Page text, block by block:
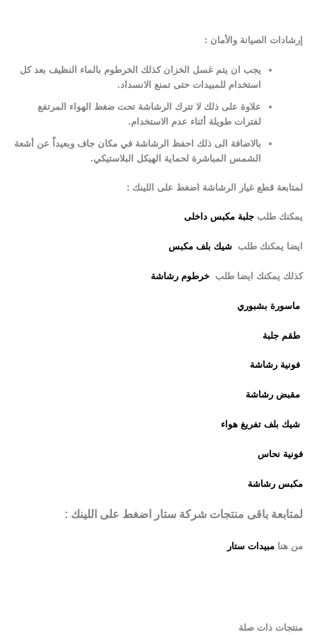
إرشادات الصيانة والأمان :
يجب ان يتم غسل الخزان كذلك الخرطوم بالماء النظيف بعد كل
استخدام للمبيدات حتى تمنع الانسداد.
علاوة على ذلك لا تترك الرشاشة تحت ضغط الهواء المرتفع
لفترات طويلة أثناء عدم الاستخدام.
بالاضافة الى ذلك احفظ الرشاشة في مكان جاف وبعيداً عن أشعة
الشمس المباشرة لحماية الهيكل البلاستيكي.
لمتابعة قطع غيار الرشاشة اضغط على اللينك :
يمكنك طلب جلبة مكبس داخلى
ايضا يمكنك طلب شيك بلف مكبس
كذلك يمكنك ايضا طلب خرطوم رشاشة
ماسورة بشبوري
طقم جلبة
فونية رشاشة
مقبض رشاشة
شيك بلف تفريغ هواء
فونية نحاس
مكبس رشاشة
لمتابعة باقى منتجات شركة ستار اضغط على اللينك :
من هنا مبيدات ستار
منتجات ذات صلة